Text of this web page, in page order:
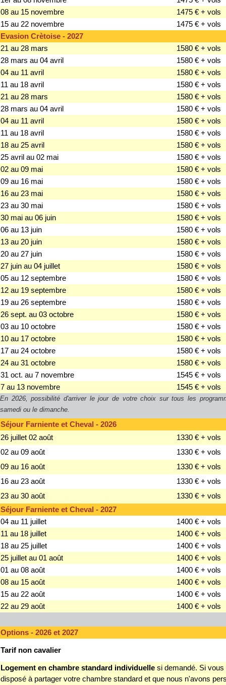
08 au 15 novembre
1475 € + vols
15 au 22 novembre
1475 € + vols
Evasion Crètoise - 2027
21 au 28 mars
1580 € + vols
28 mars au 04 avril
1580 € + vols
04 au 11 avril
1580 € + vols
11 au 18 avril
1580 € + vols
21 au 28 mars
1580 € + vols
28 mars au 04 avril
1580 € + vols
04 au 11 avril
1580 € + vols
11 au 18 avril
1580 € + vols
18 au 25 avril
1580 € + vols
25 avril au 02 mai
1580 € + vols
02 au 09 mai
1580 € + vols
09 au 16 mai
1580 € + vols
16 au 23 mai
1580 € + vols
23 au 30 mai
1580 € + vols
30 mai au 06 juin
1580 € + vols
06 au 13 juin
1580 € + vols
13 au 20 juin
1580 € + vols
20 au 27 juin
1580 € + vols
27 juin au 04 juillet
1580 € + vols
05 au 12 septembre
1580 € + vols
12 au 19 septembre
1580 € + vols
19 au 26 septembre
1580 € + vols
26 sept. au 03 octobre
1580 € + vols
03 au 10 octobre
1580 € + vols
10 au 17 octobre
1580 € + vols
17 au 24 octobre
1580 € + vols
24 au 31 octobre
1580 € + vols
31 oct. au 7 novembre
1545 € + vols
7 au 13 novembre
1545 € + vols
En 2026, possibilité d'arriver le jour de votre choix sur tous les
samedi ou le dimanche.
Séjour Farniente et Cheval - 2026
26 juillet 02 août
1330 € + vols
02 au 09 août
1330 € + vols
09 au 16 août
1330 € + vols
16 au 23 août
1330 € + vols
23 au 30 août
1330 € + vols
Séjour Farniente et Cheval - 2027
04 au 11 juillet
1400 € + vols
11 au 18 juillet
1400 € + vols
18 au 25 juillet
1400 € + vols
25 juillet au 01 août
1400 € + vols
01 au 08 août
1400 € + vols
08 au 15 août
1400 € + vols
15 au 22 août
1400 € + vols
22 au 29 août
1400 € + vols
Options - 2026 et 2027
Tarif non cavalier
Logement en chambre standard individuelle si demandé. Si vous
disposé à partager votre chambre standard et que nous n'avons